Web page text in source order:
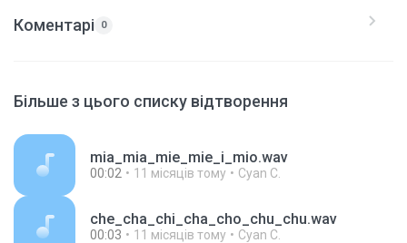
Коментарі 0
Більше з цього списку відтворення
mia_mia_mie_mie_i_mio.wav
00:02 11 місяців тому Cyan C.
che_cha_chi_cha_cho_chu_chu.wav
00:03 11 місяців тому Cyan C.